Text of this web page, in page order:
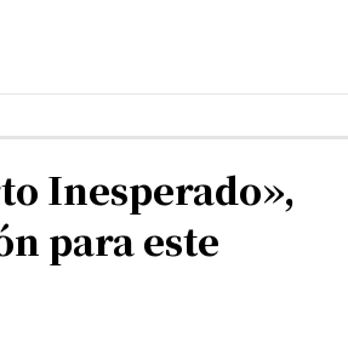
Inesperado»,
para este